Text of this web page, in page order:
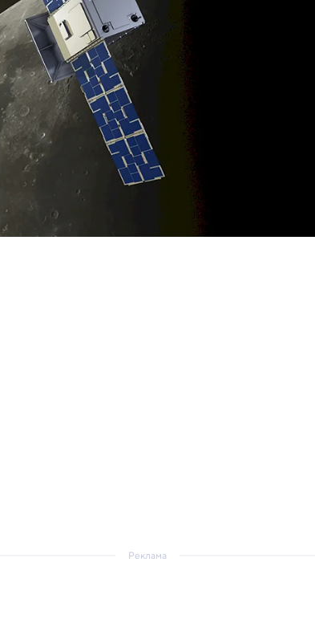
Реклама